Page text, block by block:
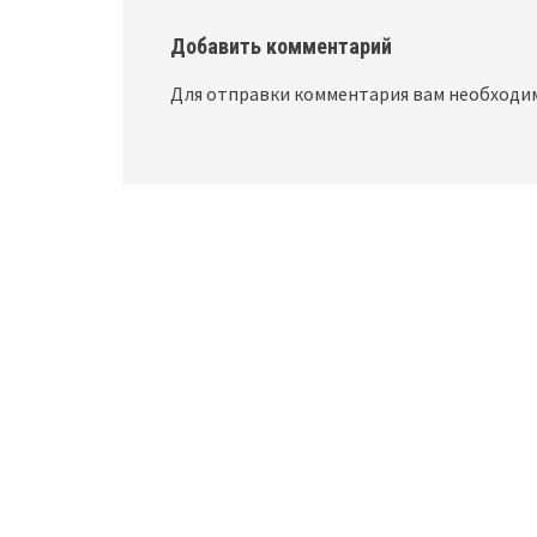
Добавить комментарий
Для отправки комментария вам